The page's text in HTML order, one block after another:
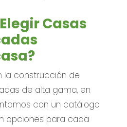
Casas
la construcción de
de alta gama, en
con un catálogo
opciones para cada